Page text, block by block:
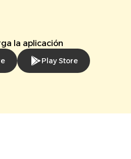
la aplicación
Play Store